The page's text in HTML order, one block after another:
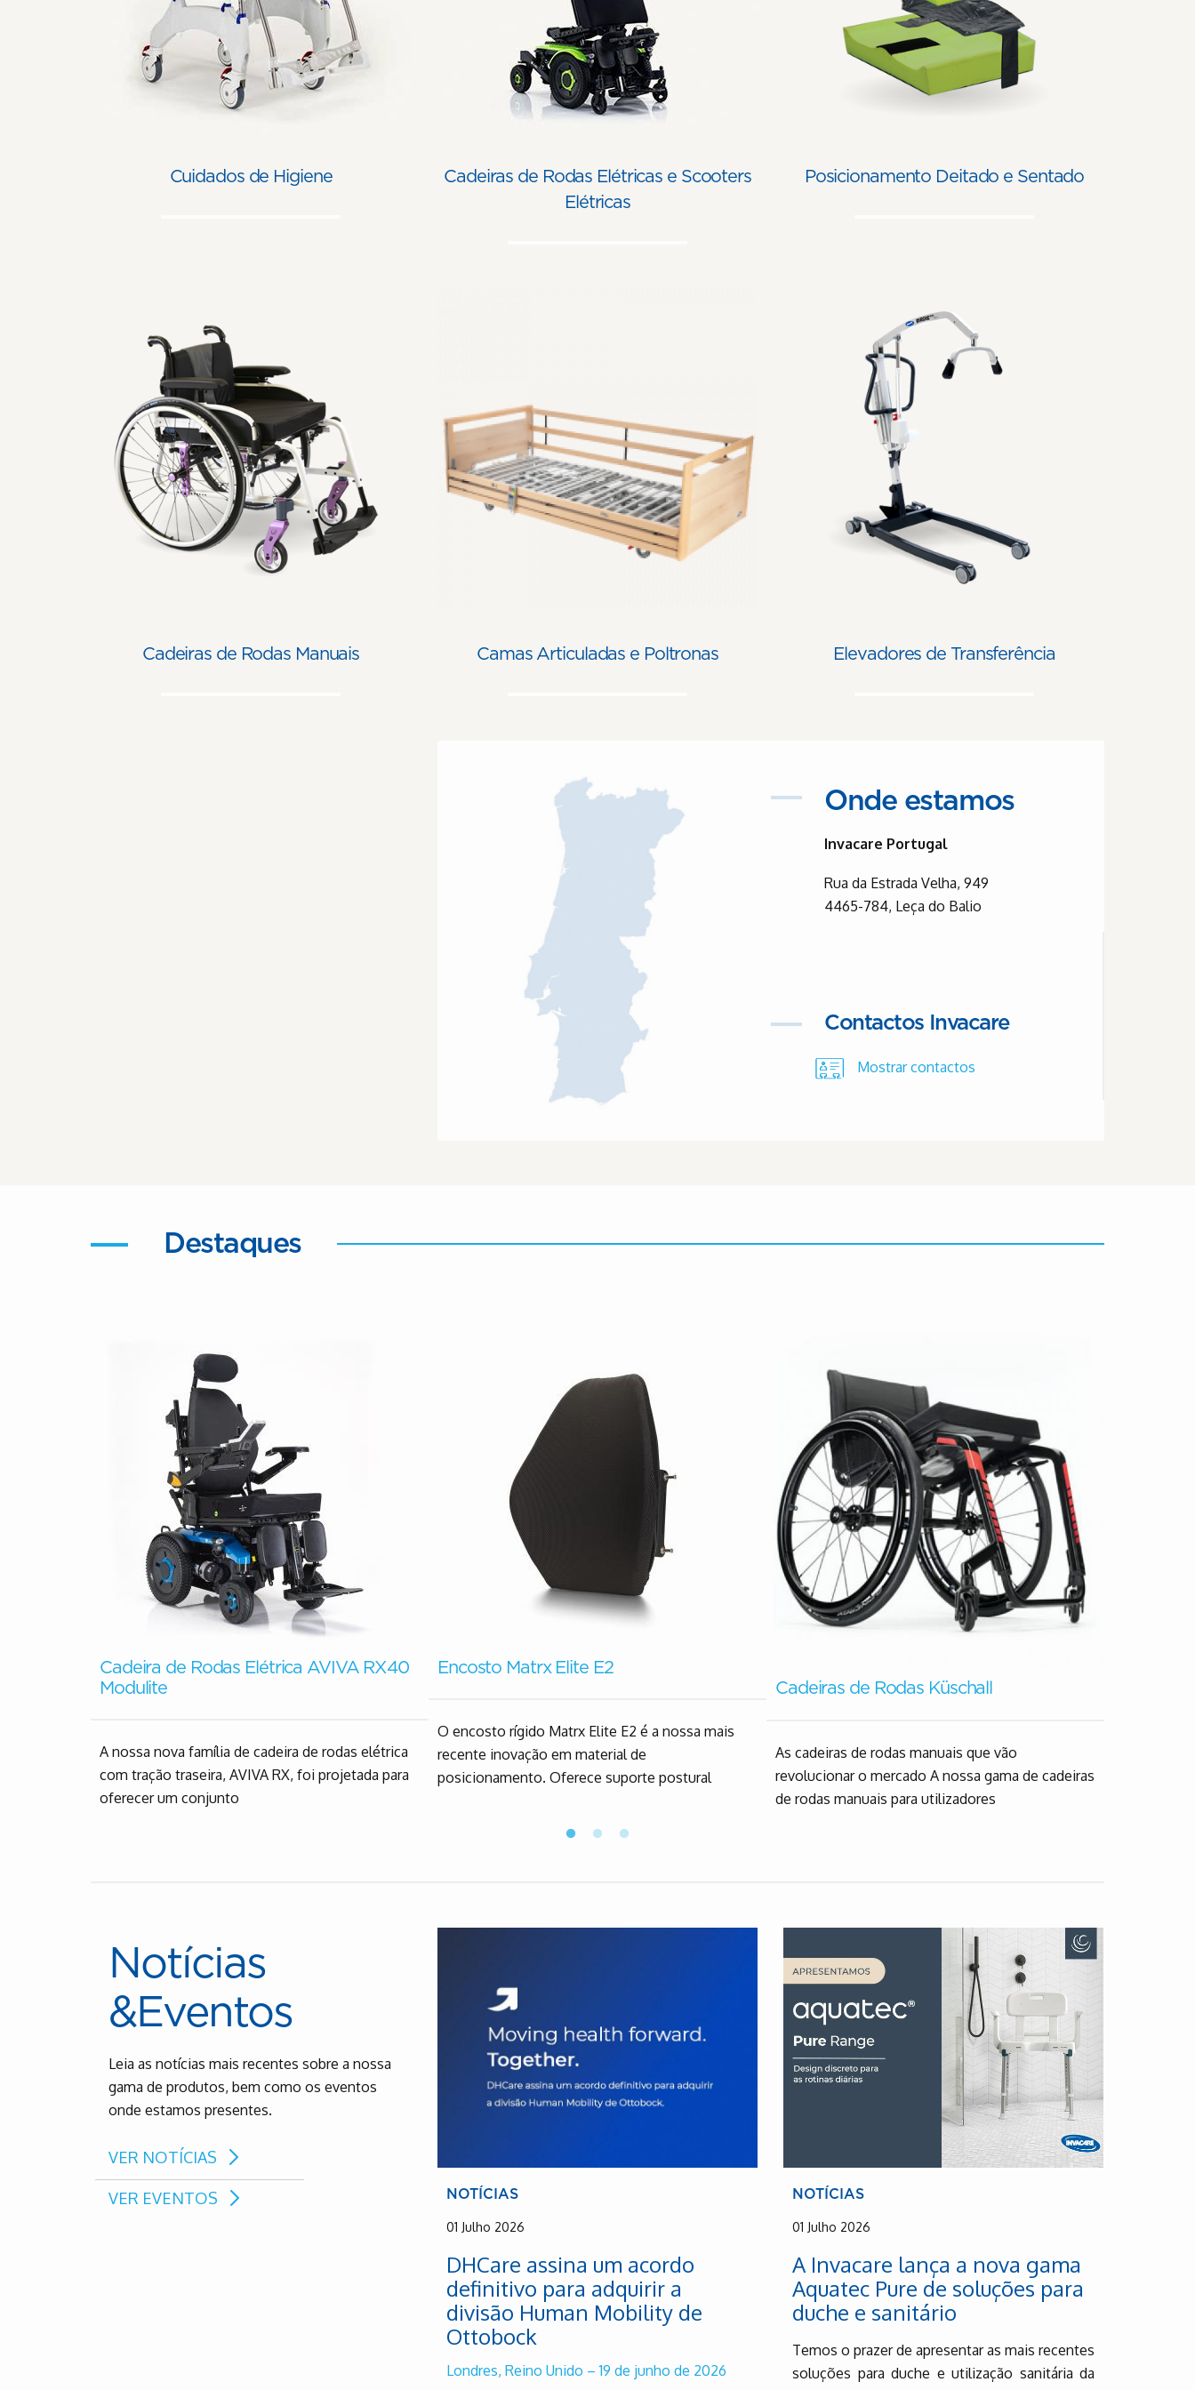
Cuidados de Higiene
Cadeiras de Rodas Elétricas e Scooters
Elétricas
Posicionamento Deitado e Sentado
Cadeiras de Rodas Manuais Camas Articuladas e Poltronas Elevadores de Transferência
Onde estamos
Invacare Portugal
Rua da Estrada Velha, 949
4465-784, Leça do Balio
Contactos Invacare
Mostrar contactos
Destaques
Cadeira de Rodas Elétrica AVIVA RX40
Modulite
A nossa nova família de cadeira de rodas elétrica
com tração traseira, AVIVA RX, foi projetada para
oferecer um conjunto
Encosto Matrx Elite E2
O encosto rígido Matrx Elite E2 é a nossa mais
recente inovação em material de
posicionamento. Oferece suporte postural
Cadeiras de Rodas Küschall
As cadeiras de rodas manuais que vão
revolucionar o mercado A nossa gama de cadeiras
de rodas manuais para utilizadores
Notícias
&Eventos
Leia as notícias mais recentes sobre a nossa
gama de produtos, bem como os eventos
onde estamos presentes.
VER NOTÍCIAS
VER EVENTOS NOTÍCIAS
01 Julho 2026
DHCare assina um acordo
definitivo para adquirir a
divisão Human Mobility de
Ottobock
Londres, Reino Unido – 19 de junho de 2026
NOTÍCIAS
01 Julho 2026
A Invacare lança a nova gama
Aquatec Pure de soluções para
duche e sanitário
Temos o prazer de apresentar as mais recentes
soluções para duche e utilização sanitária da